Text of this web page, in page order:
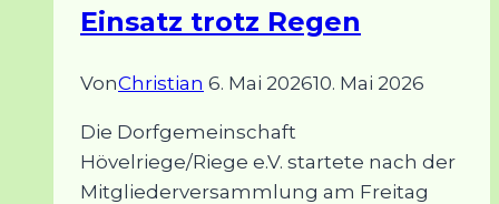
Einsatz trotz Regen
VonChristian 6. Mai 202610. Mai 2026
Die Dorfgemeinschaft
Hövelriege/Riege e.V. startete nach der
Mitgliederversammlung am Freitag